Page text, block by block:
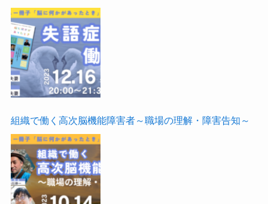
組織で働く高次脳機能障害者～職場の理解・障害告知～